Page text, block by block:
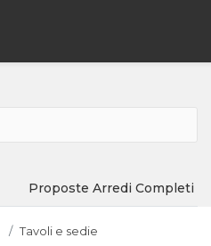
Proposte Arredi Completi
Tavoli e sedie